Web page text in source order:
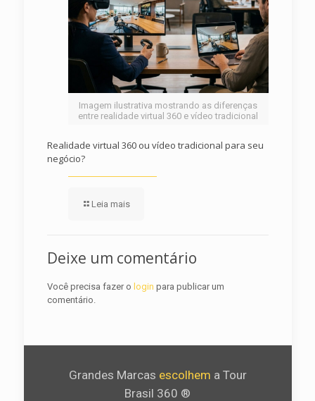
Imagem ilustrativa mostrando as diferenças
entre realidade virtual 360 e vídeo tradicional
Realidade virtual 360 ou vídeo tradicional para seu
negócio?
Leia mais
Deixe um comentário
Você precisa fazer o login para publicar um
comentário.
Grandes Marcas escolhem a Tour
Brasil 360 ®